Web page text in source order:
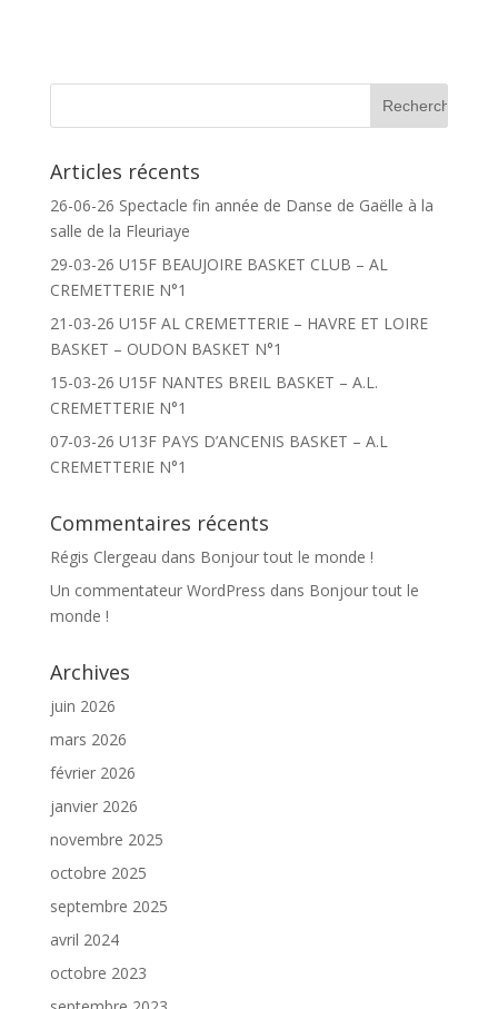
Articles récents
26-06-26 Spectacle fin année de Danse de Gaëlle à la
salle de la Fleuriaye
29-03-26 U15F BEAUJOIRE BASKET CLUB – AL
CREMETTERIE N°1
21-03-26 U15F AL CREMETTERIE – HAVRE ET LOIRE
BASKET – OUDON BASKET N°1
15-03-26 U15F NANTES BREIL BASKET – A.L.
CREMETTERIE N°1
07-03-26 U13F PAYS D’ANCENIS BASKET – A.L
CREMETTERIE N°1
Commentaires récents
Régis Clergeau dans Bonjour tout le monde !
Un commentateur WordPress dans Bonjour tout le
monde !
Archives
juin 2026
mars 2026
février 2026
janvier 2026
novembre 2025
octobre 2025
septembre 2025
avril 2024
octobre 2023